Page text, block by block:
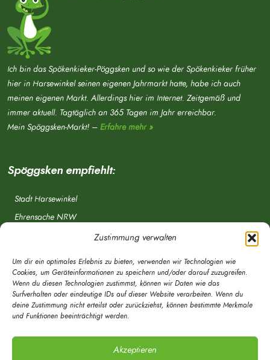
Zustimmung verwalten
Um dir ein optimales Erlebnis zu bieten, verwenden wir Technologien wie
Cookies, um Geräteinformationen zu speichern und/oder darauf zuzugreifen.
Wenn du diesen Technologien zustimmst, können wir Daten wie das
Surfverhalten oder eindeutige IDs auf dieser Website verarbeiten. Wenn du
deine Zustimmung nicht erteilst oder zurückziehst, können bestimmte Merkmale
und Funktionen beeinträchtigt werden.
Akzeptieren
Ich bin das Spökenkieker-Pöggsken und so wie der Spökenkieker früher
hier in Harsewinkel seinen eigenen Jahrmarkt hatte, habe ich auch
meinen eigenen Markt. Allerdings hier im Internet. Zeitgemäß und
immer aktuell. Tagtäglich an 365 Tagen im Jahr erreichbar.
Mein Spöggsken-Markt! – Erfahre mehr »
Spöggsken empfiehlt:
Stadt Harsewinkel
Ehrensache NRW
OWL Verkehr
Greffen.de
Verkehrsverein Harsewinkel e. V.